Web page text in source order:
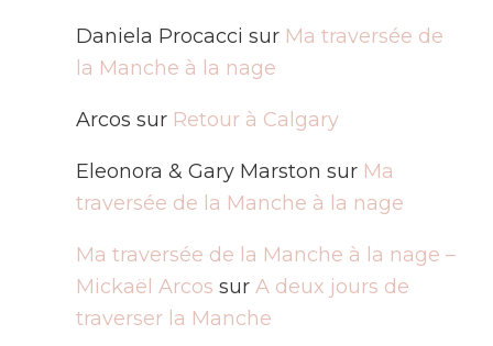
Daniela Procacci sur Ma traversée de
la Manche à la nage
Arcos sur Retour à Calgary
Eleonora & Gary Marston sur Ma
traversée de la Manche à la nage
Ma traversée de la Manche à la nage –
Mickaël Arcos sur A deux jours de
traverser la Manche